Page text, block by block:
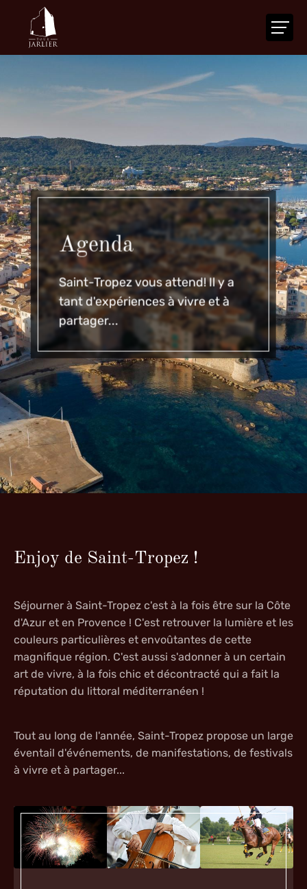
ACTUALITÉS AGENDA CONTACT
FR EN
LA TOUR
NOS SERVICES
Agenda
Saint-Tropez vous attend! Il y a
tant d'expériences à vivre et à
partager...
Enjoy de Saint-Tropez !
Séjourner à Saint-Tropez c'est à la fois être sur la Côte
d'Azur et en Provence ! C'est retrouver la lumière et les
couleurs particulières et envoûtantes de cette
magnifique région. C'est aussi s'adonner à un certain
art de vivre, à la fois chic et décontracté qui a fait la
réputation du littoral méditerranéen !
Tout au long de l'année, Saint-Tropez propose un large
éventail d'événements, de manifestations, de festivals
à vivre et à partager...